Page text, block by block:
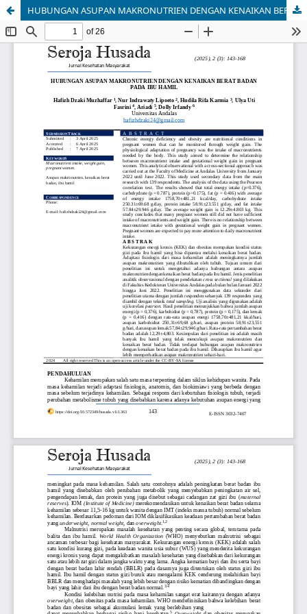
HUBUNGAN ASUPAN MAKRONUTRIEN DENGAN KENAIKAN BERAT BADAN PADA IBU HAMIL